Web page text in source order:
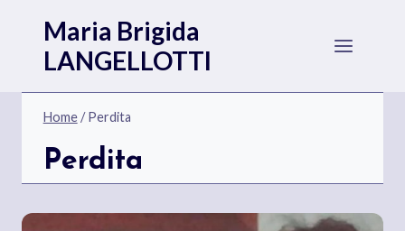
contenuto
Maria Brigida
LANGELLOTTI
Home/ Perdita
Perdita